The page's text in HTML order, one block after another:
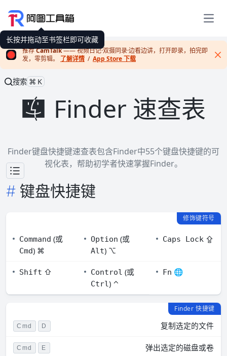
展开
长按并拖动至书签栏即可收藏
推荐CamTalk—— 视频日记·双摄同录·边看边讲，打开即录，拍完即
发，零剪辑。 了解详情 / App Store 下载
搜索 ⌘K
Finder 速查表
Finder键盘快捷键速查表包含Finder中55个键盘快捷键的可
视化表，帮助初学者快速掌握Finder。
键盘快捷键
修饰键符号
Command (或
Cmd) ⌘
Option (或
Alt) ⌥
Caps Lock ⇪
Shift ⇧ Control (或
Ctrl) ⌃
Fn 🌐
Finder 快捷键
Cmd D 复制选定的文件
Cmd E 弹出选定的磁盘或卷